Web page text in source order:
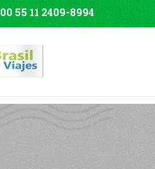
00 55 11 2409-8994